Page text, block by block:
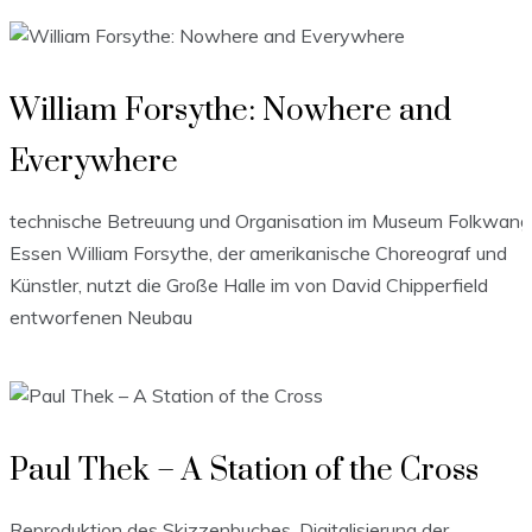
William Forsythe: Nowhere and
Everywhere
technische Betreuung und Organisation im Museum
Essen William Forsythe, der amerikanische Choreograf und
Künstler, nutzt die Große Halle im von David Chipperfield
entworfenen Neubau
Paul Thek – A Station of the Cross